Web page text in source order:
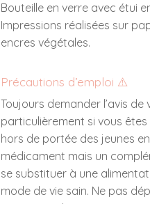
Bouteille en verre avec étui
Impressions réalisées sur
encres végétales.
Précautions d’emploi ⚠️
Toujours demander l’avis de
particulièrement si vous
hors de portée des jeunes
médicament mais un
se substituer à une
mode de vie sain. Ne pas